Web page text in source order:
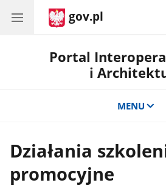
gov.pl
Portal
i
MENU
Działania
promocyjne